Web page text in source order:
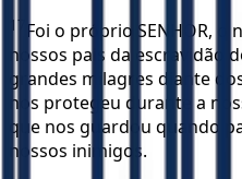
17 Foi o próprio SENHOR,
nossos pais da escravidão
grandes milagres diante
nos protegeu durante a
que nos guardou quando
nossos inimigos.